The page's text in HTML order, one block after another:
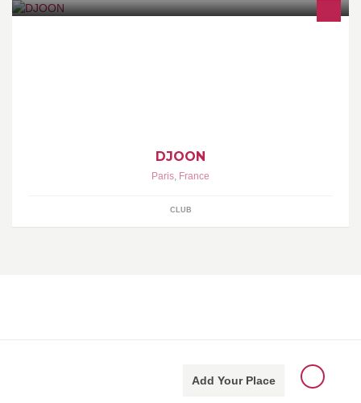
DJOON
Paris, France
CLUB
Add Your Place